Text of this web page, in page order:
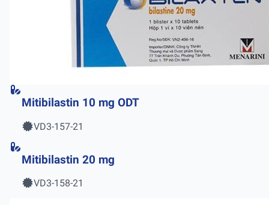
Mitibilastin 10 mg ODT
VD3-157-21
Mitibilastin 20 mg
VD3-158-21